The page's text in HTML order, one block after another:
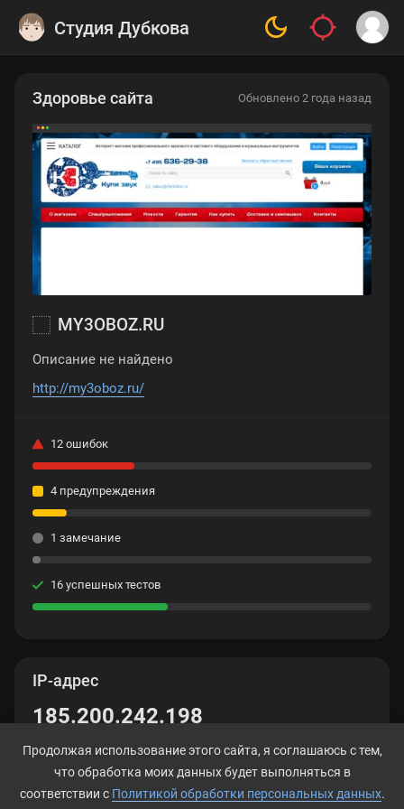
Студия Дубкова
IP-адрес
185.200.242.198
Здоровье сайта Обновлено 2 года назад
MY3OBOZ.RU
Описание не найдено
http://my3oboz.ru/
12 ошибок
4 предупреждения
1 замечание
16 успешных тестов
Продолжая использование этого сайта, я соглашаюсь с тем,
что обработка моих данных будет выполняться в
соответствии с Политикой обработки персональных данных.